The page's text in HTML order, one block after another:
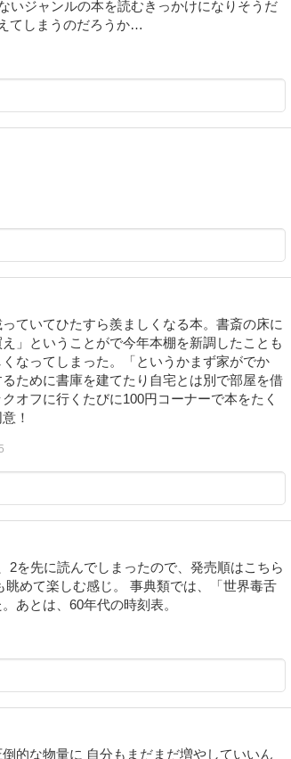
いジャンルの本を読むきっかけになりそうだ
てしまうのだろうか…
ていてひたすら羨ましくなる本。書斎の床に
」ということがで今年本棚を新調したことも
なってしまった。「というかまず家がでか
ために書庫を建てたり自宅とは別で部屋を借
オフに行くたびに100円コーナーで本をたく
！
2を先に読んでしまったので、発売順はこちら
めて楽しむ感じ。 事典類では、「世界毒舌
あとは、60年代の時刻表。
的な物量に 自分もまだまだ増やしていいん